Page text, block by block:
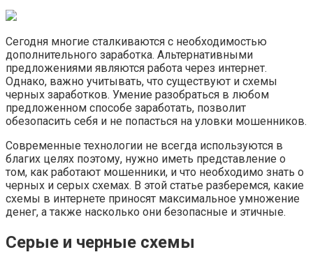
Сегодня многие сталкиваются с необходимостью
дополнительного заработка. Альтернативными
предложениями являются работа через интернет.
Однако, важно учитывать, что существуют и схемы
черных заработков. Умение разобраться в любом
предложенном способе заработать, позволит
обезопасить себя и не попасться на уловки мошенников.
Современные технологии не всегда используются в
благих целях поэтому, нужно иметь представление о
том, как работают мошенники, и что необходимо знать о
черных и серых схемах. В этой статье разберемся, какие
схемы в интернете приносят максимальное умножение
денег, а также насколько они безопасные и этичные.
Серые и черные схемы